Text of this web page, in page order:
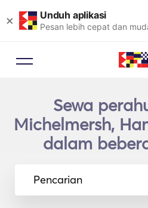
× Unduh aplikasi
Pesan lebih cepat dan
Sewa
Michelmersh,
dalam
Pencarian